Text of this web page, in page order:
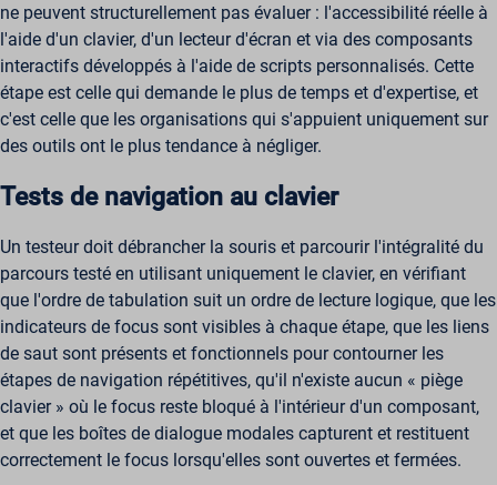
ne peuvent structurellement pas évaluer : l'accessibilité réelle à
l'aide d'un clavier, d'un lecteur d'écran et via des composants
interactifs développés à l'aide de scripts personnalisés. Cette
étape est celle qui demande le plus de temps et d'expertise, et
c'est celle que les organisations qui s'appuient uniquement sur
des outils ont le plus tendance à négliger.
Tests de navigation au clavier
Un testeur doit débrancher la souris et parcourir l'intégralité du
parcours testé en utilisant uniquement le clavier, en vérifiant
que l'ordre de tabulation suit un ordre de lecture logique, que les
indicateurs de focus sont visibles à chaque étape, que les liens
de saut sont présents et fonctionnels pour contourner les
étapes de navigation répétitives, qu'il n'existe aucun « piège
clavier » où le focus reste bloqué à l'intérieur d'un composant,
et que les boîtes de dialogue modales capturent et restituent
correctement le focus lorsqu'elles sont ouvertes et fermées.